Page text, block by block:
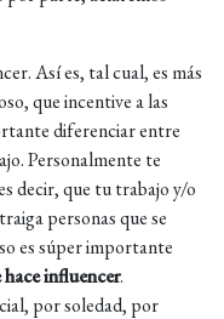
Así es, tal cual, es más
que incentive a las
diferenciar entre
Personalmente te
decir, que tu trabajo y/o
personas que se
es súper importante
influencer.
por soledad, por